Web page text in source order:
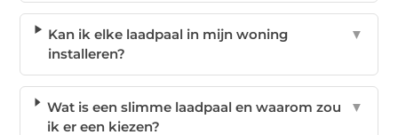
Kan ik elke laadpaal in mijn woning
installeren?
▼
Wat is een slimme laadpaal en waarom zou
ik er een kiezen?
▼